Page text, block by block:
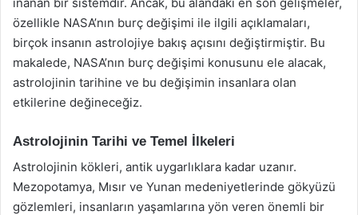
özellikle NASA’nın burç değişimi ile ilgili açıklamaları,
birçok insanın astrolojiye bakış açısını değiştirmiştir. Bu
makalede, NASA’nın burç değişimi konusunu ele alacak,
astrolojinin tarihine ve bu değişimin insanlara olan
etkilerine değineceğiz.
Astrolojinin Tarihi ve Temel İlkeleri
Astrolojinin kökleri, antik uygarlıklara kadar uzanır.
Mezopotamya, Mısır ve Yunan medeniyetlerinde gökyüzü
gözlemleri, insanların yaşamlarına yön veren önemli bir